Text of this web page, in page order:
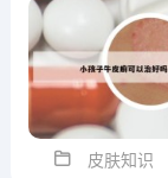
皮肤知识